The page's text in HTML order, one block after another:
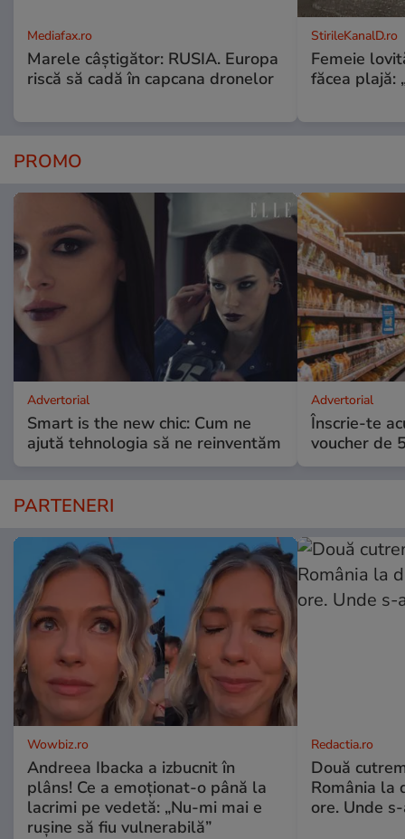
Mediafax.ro
Marele câștigător: RUSIA. Europa
riscă să cadă în capcana dronelor
StirileKanalD.ro
Femeie
făcea plajă:
PROMO
Advertorial
Smart is the new chic: Cum ne
ajută tehnologia să ne reinventăm
Advertorial
Înscrie-te
voucher de
PARTENERI
Wowbiz.ro
Andreea Ibacka a izbucnit în
plâns! Ce a emoționat-o până la
lacrimi pe vedetă: „Nu-mi mai e
rușine să fiu vulnerabilă”
Redactia.ro
Două
România la
ore. Unde